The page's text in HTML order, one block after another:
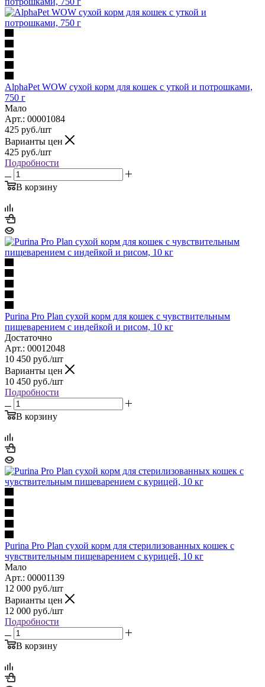
AlphaPet WOW сухой корм для кошек с уткой и потрошками,
750 г
Мало
Арт.: 00001084
425 руб./шт
Варианты цен
425 руб./шт
Подробности
В корзину
Purina Pro Plan сухой корм для кошек с чувствительным
пищеварением с индейкой и рисом, 10 кг
Достаточно
Арт.: 00012048
10 450 руб./шт
Варианты цен
10 450 руб./шт
Подробности
В корзину
Purina Pro Plan сухой корм для стерилизованных кошек с
чувствительным пищеварением с курицей, 10 кг
Мало
Арт.: 00001139
12 000 руб./шт
Варианты цен
12 000 руб./шт
Подробности
В корзину